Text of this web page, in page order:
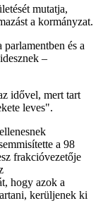
mutatja,
a kormányzat.
parlamentben és a
–
idővel, mert tart
leves".
a 98
frakcióvezetője
hogy azok a
kerüljenek ki